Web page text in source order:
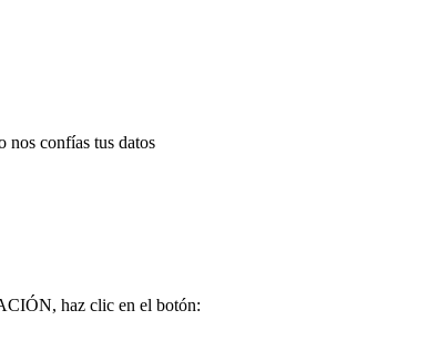
nos confías tus datos
haz clic en el botón: